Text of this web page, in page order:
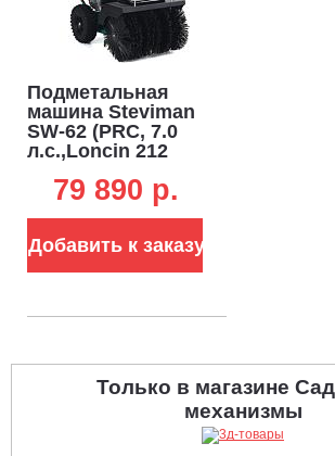
Подметальная
машина Steviman
SW-62 (PRC, 7.0
л.с.,Loncin 212
шир. 62 см., диам.
42 см., топл.бак
72 кг)
79 890 p.
Добавить к заказу
Только в магазине
механизмы